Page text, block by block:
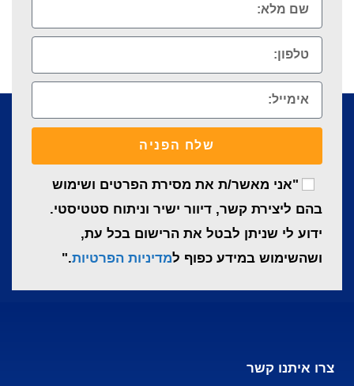
"אני מאשר/ת את מסירת הפרטים ושימוש
בהם ליצירת קשר, דיוור ישיר וניתוח סטטיסטי.
ידוע לי שניתן לבטל את הרישום בכל עת,
ושהשימוש במידע כפוף למדיניות הפרטיות."
שלח הפניה
צרו איתנו קשר